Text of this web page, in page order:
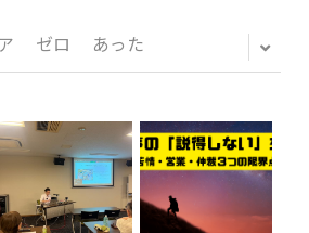
（プロフィール）
と犯罪
ニックは防げますか？
らんま
ゼロ あった